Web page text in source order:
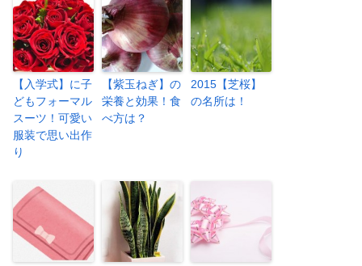
【入学式】に子
どもフォーマル
スーツ！可愛い
服装で思い出作
り
【紫玉ねぎ】の
栄養と効果！食
べ方は？
2015【芝桜】
の名所は！